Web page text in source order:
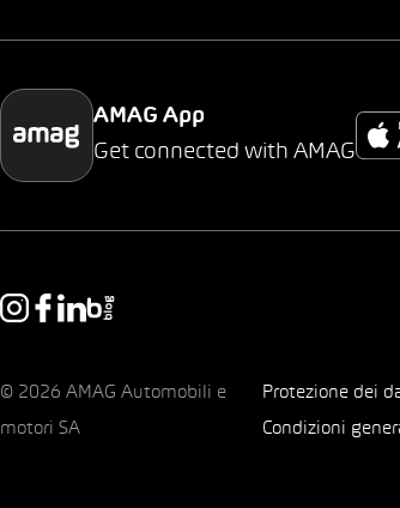
AMAG App
Get connected with AMAG
© 2026 AMAG Automobili e
motori SA
Protezione dei
Condizioni